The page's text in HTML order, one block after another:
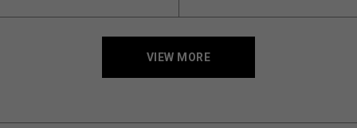
VIEW MORE